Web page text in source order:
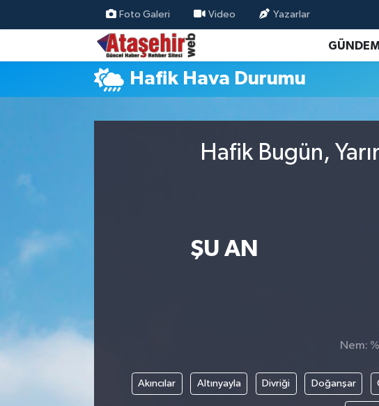
Foto Galeri Video Yazarlar
Hafik Hava Durumu
Hafik Bugün,
ŞU AN
Nem:
Akıncılar Altınyayla Divriği Doğanşar
Hava Durumu
Trafik Durumu
Süper Lig Puan Durumu ve Fikstür
Haber Arşivi